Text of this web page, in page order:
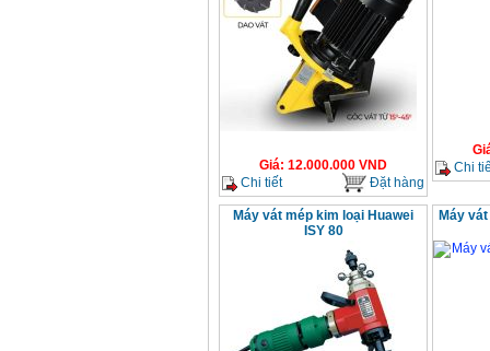
Giá: 12.000.000 VND
Chi tiết
Đặt hàng
Chi
Máy vát mép kim loại Huawei
ISY 80
Máy